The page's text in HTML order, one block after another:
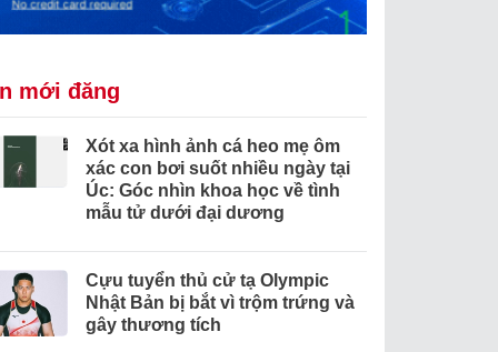
mới đăng
Xót xa hình ảnh cá heo mẹ ôm
xác con bơi suốt nhiều ngày tại
Úc: Góc nhìn khoa học về tình
mẫu tử dưới đại dương
Cựu tuyển thủ cử tạ Olympic
Nhật Bản bị bắt vì trộm trứng và
gây thương tích